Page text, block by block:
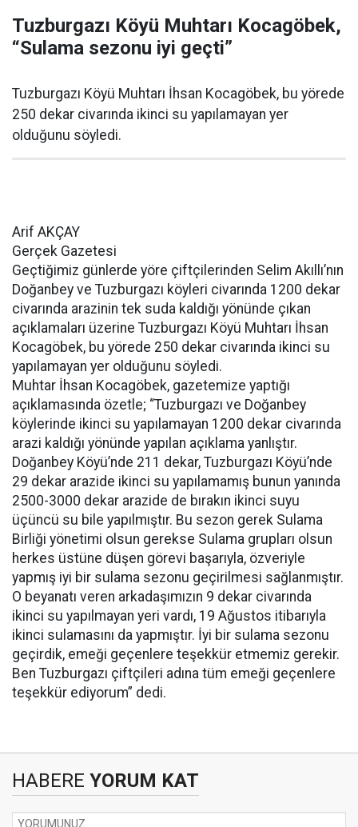
Tuzburgazı Köyü Muhtarı Kocagöbek,
“Sulama sezonu iyi geçti”
Tuzburgazı Köyü Muhtarı İhsan Kocagöbek, bu yörede
250 dekar civarında ikinci su yapılamayan yer
olduğunu söyledi.
Arif AKÇAY
Gerçek Gazetesi
Geçtiğimiz günlerde yöre çiftçilerinden Selim Akıllı’nın
Doğanbey ve Tuzburgazı köyleri civarında 1200 dekar
civarında arazinin tek suda kaldığı yönünde çıkan
açıklamaları üzerine Tuzburgazı Köyü Muhtarı İhsan
Kocagöbek, bu yörede 250 dekar civarında ikinci su
yapılamayan yer olduğunu söyledi.
Muhtar İhsan Kocagöbek, gazetemize yaptığı
açıklamasında özetle; “Tuzburgazı ve Doğanbey
köylerinde ikinci su yapılamayan 1200 dekar civarında
arazi kaldığı yönünde yapılan açıklama yanlıştır.
Doğanbey Köyü’nde 211 dekar, Tuzburgazı Köyü’nde
29 dekar arazide ikinci su yapılamamış bunun yanında
2500-3000 dekar arazide de bırakın ikinci suyu
üçüncü su bile yapılmıştır. Bu sezon gerek Sulama
Birliği yönetimi olsun gerekse Sulama grupları olsun
herkes üstüne düşen görevi başarıyla, özveriyle
yapmış iyi bir sulama sezonu geçirilmesi sağlanmıştır.
O beyanatı veren arkadaşımızın 9 dekar civarında
ikinci su yapılmayan yeri vardı, 19 Ağustos itibarıyla
ikinci sulamasını da yapmıştır. İyi bir sulama sezonu
geçirdik, emeği geçenlere teşekkür etmemiz gerekir.
Ben Tuzburgazı çiftçileri adına tüm emeği geçenlere
teşekkür ediyorum” dedi.
HABERE YORUM KAT